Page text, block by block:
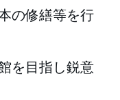
の修繕等を行
を目指し鋭意